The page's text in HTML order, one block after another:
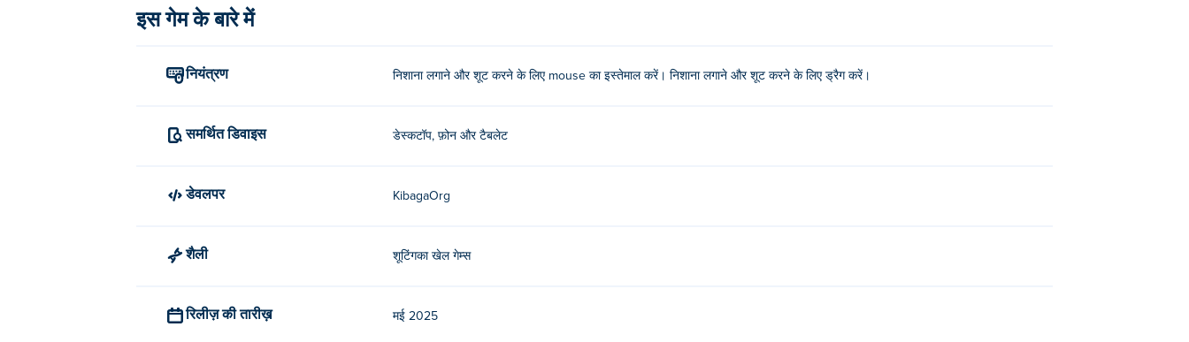
निशाना लगाने और गोली चलाने के लिए माउस का प्रयोग करें या अपनी उंगली खींचें!
मैं टैंक बनाम लाश मुफ्त में कैसे खेल सकता हूं?
क्या मैं मोबाइल डिवाइस और डेस्कटॉप पर टैंक बनाम ज़ॉम्बीज़ खेल सकता हूँ?
टैंक बनाम जॉम्बीज़ को आपके कंप्यूटर और मोबाइल डिवाइस जैसे फोन और टैबलेट पर खेला जा सकता है।
इस गेम के बारे में
नियंत्रण निशाना लगाने और शूट करने के लिए mouse का इस्तेमाल करें। निशाना लगाने और शूट करने के लिए ड्रैग करें।
समर्थित डिवाइस डेस्कटॉप, फ़ोन और टैबलेट
डेवलपर KibagaOrg
शैली शूटिंगका खेल गेम्स
रिलीज़ की तारीख़ मई 2025